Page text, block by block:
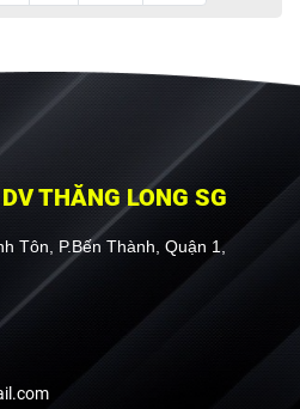
THĂNG LONG SG
Tôn, P.Bến Thành, Quận 1,